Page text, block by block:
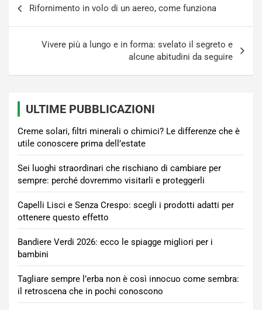
Rifornimento in volo di un aereo, come funziona
Vivere più a lungo e in forma: svelato il segreto e
alcune abitudini da seguire
ULTIME PUBBLICAZIONI
Creme solari, filtri minerali o chimici? Le differenze che è
utile conoscere prima dell’estate
Sei luoghi straordinari che rischiano di cambiare per
sempre: perché dovremmo visitarli e proteggerli
Capelli Lisci e Senza Crespo: scegli i prodotti adatti per
ottenere questo effetto
Bandiere Verdi 2026: ecco le spiagge migliori per i
bambini
Tagliare sempre l’erba non è così innocuo come sembra:
il retroscena che in pochi conoscono